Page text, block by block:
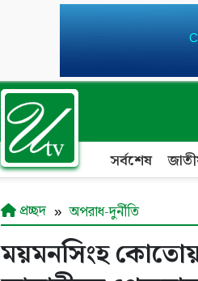
সর্বশেষ
প্রচ্ছদ অপরাধ-দুর্নীতি
ময়মনসিংহ